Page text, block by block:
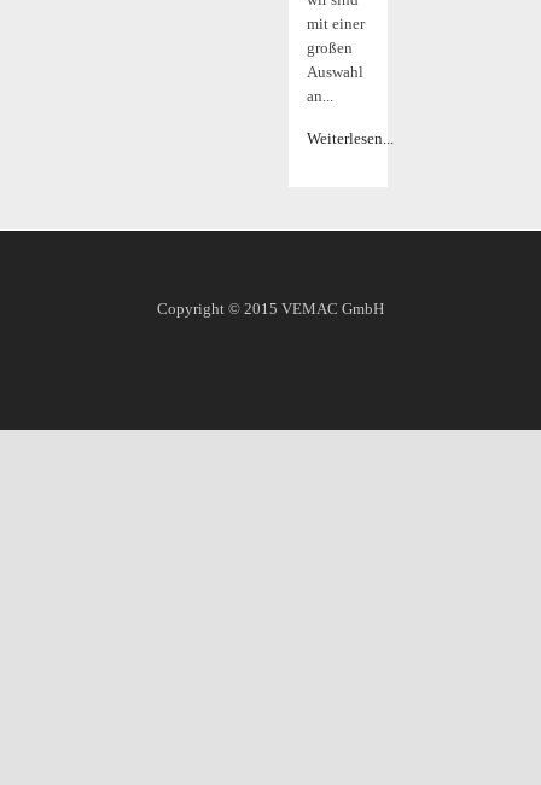
mit einer
großen
Auswahl
an...
Weiterlesen...
Copyright © 2015 VEMAC GmbH